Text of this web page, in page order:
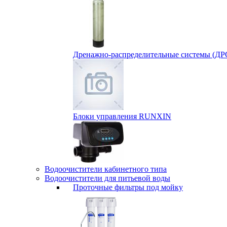
Дренажно-распределительные системы
Блоки управления RUNXIN
Водоочистители кабинетного типа
Водоочистители для питьевой воды
Проточные фильтры под мойку